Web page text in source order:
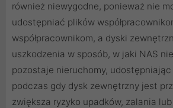
również niewygodne, ponieważ nie
udostępniać plików
współpracownikom, a dyski
uszkodzenia w sposób, w jaki NAS
pozostaje nieruchomy,
podczas gdy dysk zewnętrzny jest
zwiększa ryzyko upadków, zalania